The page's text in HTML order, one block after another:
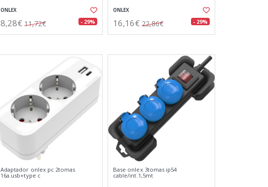
ONLEX
8,28€ 11,72€ - 29%
ONLEX
16,16€ 22,86€ - 29%
Adaptador onlex pc 2tomas
16a.usb+type c
Base onlex 3tomas ip54
cable/int.1,5mt